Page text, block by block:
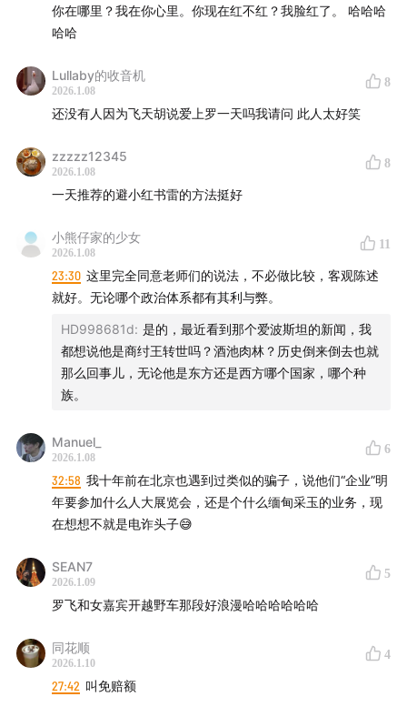
跨国医疗价格对比：在中国做手术 vs. 在美国看腿
31:00 “斩杀线”一说或许过于极端，乞丐的故事是受害者论
述还是骗术？
31:25 街头西装乞讨：旧金山“未来国会议员”与阿姆斯特丹
“丢钱包”先生
35:31
罗飞分享出生在70年代的英国教师家庭，在红灯区
中度过清贫的童年
周老师回忆童年：一家四口挤在厂房改房里却不觉
“比较是偷走快乐的贼”：短视频时代的“炫富”与“虚构
幻想”让人更焦虑
44:49 福利好的国家，人们往往不会过度焦虑存款？
英国官僚主义：税务局补缴养老金，竟然让等10个
你在哪里？我在你心里。你现在红不红？我脸红了。 哈哈哈
哈哈
Lullaby的收音机
2026.1.08
8
还没有人因为飞天胡说爱上罗一天吗我请问 此人太好笑
zzzzz12345
2026.1.08
8
一天推荐的避小红书雷的方法挺好
小熊仔家的少女
2026.1.08
11
23:30 这里完全同意老师们的说法，不必做比较，客观陈述
就好。无论哪个政治体系都有其利与弊。
HD998681d: 是的，最近看到那个爱波斯坦的新闻，我
都想说他是商纣王转世吗？酒池肉林？历史倒来倒去也就
那么回事儿，无论他是东方还是西方哪个国家，哪个种
族。
Manuel_
2026.1.08
6
32:58 我十年前在北京也遇到过类似的骗子，说他们“企业”明
年要参加什么人大展览会，还是个什么缅甸采玉的业务，现
在想想不就是电诈头子😅
SEAN7
2026.1.09
5
罗飞和女嘉宾开越野车那段好浪漫哈哈哈哈哈哈
同花顺
2026.1.10
4
27:42 叫免赔额